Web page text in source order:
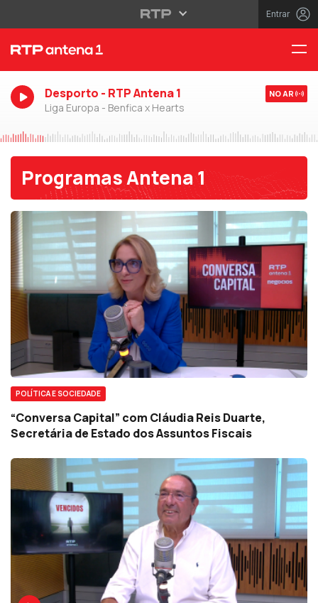
Entrar
Desporto - RTP Antena 1
Liga Europa - Benfica x Hearts
NO AR
Programas Antena 1
POLÍTICA E SOCIEDADE
“Conversa Capital” com Cláudia Reis Duarte,
Secretária de Estado dos Assuntos Fiscais